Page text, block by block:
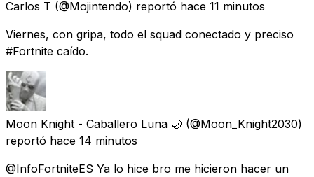
Carlos T (@Mojintendo) reportó hace 11 minutos
Viernes, con gripa, todo el squad conectado y preciso
#Fortnite caído.
Moon Knight - Caballero Luna 🌙 (@Moon_Knight2030)
reportó hace 14 minutos
@InfoFortniteES Ya lo hice bro me hicieron hacer un